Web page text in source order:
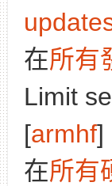
在所有
Limit
[armhf]
在所有